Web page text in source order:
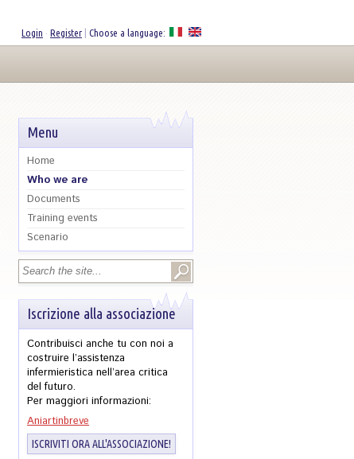
Login · Register Choose a language:
Menu
Home
Who we are
Documents
Training events
Scenario
Search form
Search
Iscrizione alla associazione
Contribuisci anche tu con noi a
costruire l’assistenza
infermieristica nell’area critica
del futuro.
Per maggiori informazioni:
Aniartinbreve
ISCRIVITI ORA ALL'ASSOCIAZIONE!